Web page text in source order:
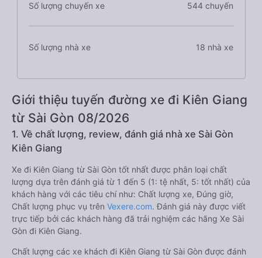
Số lượng chuyến xe 544 chuyến
Số lượng nhà xe 18 nhà xe
Giới thiệu tuyến đường xe đi Kiên Giang
từ Sài Gòn 08/2026
1. Về chất lượng, review, đánh giá nhà xe Sài Gòn
Kiên Giang
Xe đi Kiên Giang từ Sài Gòn tốt nhất được phân loại chất
lượng dựa trên đánh giá từ 1 đến 5 (1: tệ nhất, 5: tốt nhất) của
khách hàng với các tiêu chí như: Chất lượng xe, Đúng giờ,
Chất lượng phục vụ trên Vexere.com. Đánh giá này được viết
trực tiếp bởi các khách hàng đã trải nghiệm các hãng Xe Sài
Gòn đi Kiên Giang.
Chất lượng các xe khách đi Kiên Giang từ Sài Gòn được đánh